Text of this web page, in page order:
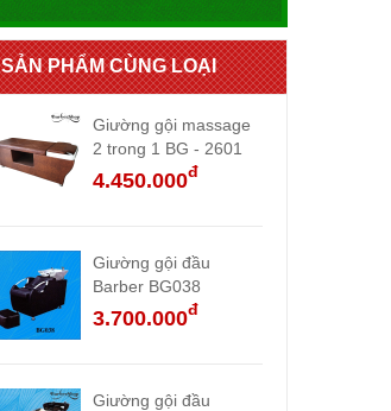
SẢN PHẨM CÙNG LOẠI
Giường gội massage
2 trong 1 BG - 2601
4.450.000đ
Giường gội đầu
Barber BG038
3.700.000đ
Giường gội đầu